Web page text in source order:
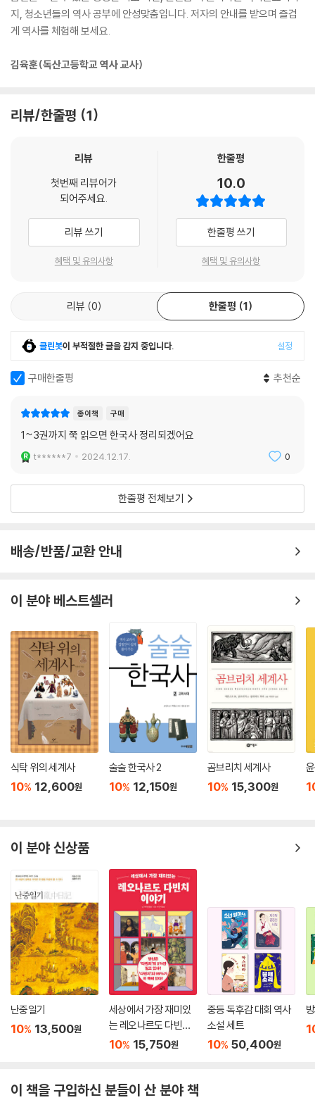
『장콩 선생님과 함께 묻고 답하는 한국사 카페』는 2008년 초판 발행 이후
“2008 대한출판문화협회 선정 올해의 청소년도서”를 비롯해서 한우리독
이상의 판매고를 기록했다. 한국사 분야 부동의 스테디셀러인 이 책은, 교
이어졌다.
“꼭 내게 던지는 질문처럼 느껴지고, 나의 궁금증에 대한 설명인 것 같아
지루하지 않았다.”
“선생님이 학생들에게 교실에서 가르치는 듯한 느낌이다.”
“한국사의 흐름을 따라 읽을 수 있어서 좋았어요.”
“역사를 어려워하는 아이들도 부담 없이 읽어 보면 좋을 듯합니다.”
하지만 이후 10년이 흘렀다. 그동안 중·고등학교 역사(한국사) 교과서가
사안을 바라보는 서술의 결이 다름을 느꼈다. 학생들은 교과서 속 서술을
그대로 받아들이면 될까? 저자는 개정된 중·고등학교 역사(한국사) 교과
흡으로 원고를 다시 쓰고자 마음먹었다.
거졌다. 다행히 박근혜 대통령 탄핵으로 국정화 시도는 무산되었고, 잠시
주의의 시각으로 단 하나의 관점에서 서술되면 안 된다고 생각하며, ‘다양
한 해석이 역사의 생명줄’이란 전제로 이 책을 엮어 내었다.
내용은 더욱 충실하게 시각 자료는 한층 참신하게
1. 현행 중학교에 교과서들의 주요 내용을 한 권에 융합시키자.
그러므로 한자어를 최대한 풀어쓰며 쉬운 역사 서술이 되도록 노력하자.
이 원칙에 따라, 질문만 읽어도 한국사의 흐름이 잡히도록 기존의 형식을
접한 학생들의 질문으로 더욱 구체적으로 보완하였다. 2권 52개의 주제를
3권 67개의 주제로 확장하여 시기별 생활사와 문화사 서술의 밀도와 정확
성을 한층 높였다. 또한 일본군 ‘위안부’와 친일파 청산 등의 과거사 문제,
통일 및 남북 관계 문제는 물론 저출산과 취업난 같은 현대사의 쟁점과 사
회적 문제까지 정치·사회·문화 전반을 꼼꼼하게 짚어 냈다.
더 나아가 이미지로 읽는 역사책을 모토로, 권마다 200여 개의 사진과 지
도, 도표를 수정·추가하였다. 더 정확한 지도와 도표는 내용 이해에 도움을
주고, 최근 발굴 자료를 포함한 저자가 직접 찍어 온 사진 등을 교체하여 역
사의 생생함을 더했다. 이들 시각 자료에는 설명을 충실히 달아, 보조 자료
로 훌륭한 역할을 수행하도록 세심하게 배려하였다. 또한 한자에 능숙하지
연대기적 흐름을 바탕으로 주제별 각 시대의 주요 이슈를 파악한다
이 책은 역사를 시대순으로 나열하되, 단순한 연대기적 서술과 왕조 중심
의 서술을 지양하였다. 저자는 시중의 중학교 역사 교과서 6종을 꼼꼼하게
분석하여 교과서에서 다루는 핵심 주제를 중심으로 각 시대별 주요 이슈를
그물망처럼 엮어 냈다. 독자는 지구의 탄생부터 삼국의 성장 과정을 지나
가야와 발해의 잊힌 역사를 조망하고, 고려에서 조선으로 이어지는 정치적
변화와 더불어 사회·문화적 변화를 꿰뚫어 볼 수 있다. 아울러 ‘역사는 오래
된 미래’라는 말에서도 알 수 있듯이, 주제를 선별함에 있어 ‘오늘, 우리’의
입장에서 짚어 보아야 할 주제를 다수 첨가하였다. 독립운동의 역사와 광
복 이후의 상황을 오늘의 시각으로 재조명하고, 60년대 이후 격변하는 사
회상과 민주화 과정, 최근 가장 큰 이슈였던 박근혜 대통령 탄핵과 문재인
정부 출범에 이르기까지 현대사의 주요한 이슈를 빠짐없이 담아냈다.
흔히 좋은 ‘질문’이 좋은 ‘대답’을 이끌어 낸다고 한다. 저자는 오래전부터
지, 청소년들의 역사 공부에 안성맞춤입니다. 저자의 안내를 받으며 즐겁
게 역사를 체험해 보세요.
김육훈(독산고등학교 역사 교사)
리뷰/한줄평 1
리뷰
첫번째 리뷰어가
되어주세요.
리뷰 쓰기
혜택 및 유의사항
한줄평
10.0
한줄평 쓰기
혜택 및 유의사항
리뷰 0 한줄평 1
클린봇이 부적절한 글을 감지 중입니다. 설정
구매한줄평 추천순
종이책 구매
1~3권까지 쭉 읽으면 한국사 정리되겠어요
t******7 2024.12.17. 0
한줄평 전체보기
배송/반품/교환 안내
이 분야 베스트셀러
식탁 위의 세계사
10% 12,600원
술술 한국사 2
10% 12,150원
곰브리치 세계사
10% 15,300원
이 분야 신상품
난중일기
10% 13,500원
세상에서 가장 재미있
는 레오나르도 다빈치
이야기
10% 15,750원
중등 독후감 대회 역사
소설 세트
10% 50,400원
이 책을 구입하신 분들이 산 분야 책